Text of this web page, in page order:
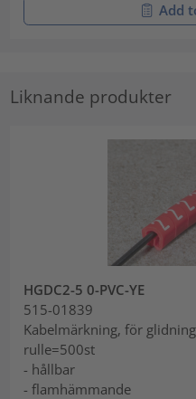
Add
Liknande produkter
HGDC2-5 0-PVC-YE
515-01839
Kabelmärkning, för
rulle=500st
- hållbar
- flamhämmande